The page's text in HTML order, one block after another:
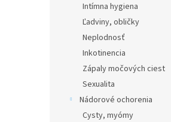
Intímna hygiena
Ľadviny, obličky
Neplodnosť
Inkotinencia
Zápaly močových ciest
Sexualita
Nádorové ochorenia
Cysty, myómy